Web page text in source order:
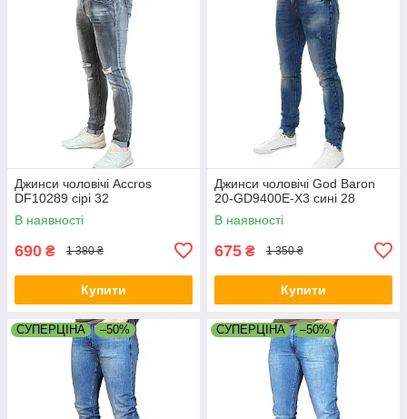
Джинси чоловічі Accros
DF10289 сірі 32
В наявності
690 ₴ 1 380 ₴
Купити
Джинси чоловічі God Baron
20-GD9400E-X3 сині 28
В наявності
675 ₴ 1 350 ₴
Купити
СУПЕРЦІНА –50% СУПЕРЦІНА –50%